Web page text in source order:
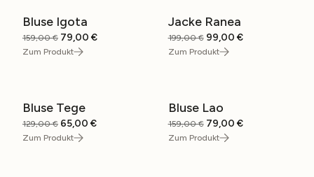
SALE
Bluse Igota
159,00€ Ursprünglicher
Preis
79,00 €Aktueller
Zum Produkt
SALE
Jacke Ranea
199,00€ Ursprünglicher
Preis
99,00 €Aktueller
Zum Produkt
SALE
Bluse Tege
129,00€ Ursprünglicher
Preis
65,00 €Aktueller
Zum Produkt
SALE
Bluse Lao
159,00€ Ursprünglicher
Preis
79,00 €Aktueller
Zum Produkt